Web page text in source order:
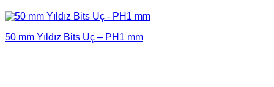
50 mm Yıldız Bits Uç – PH1 mm